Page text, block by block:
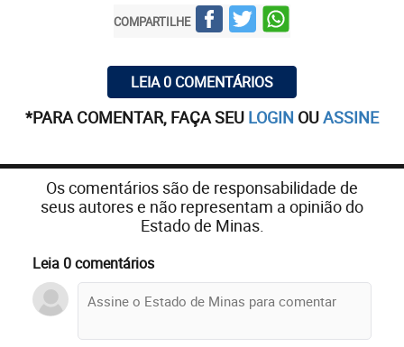
COMPARTILHE
LEIA 0 COMENTÁRIOS
*PARA COMENTAR, FAÇA SEU LOGIN OUASSINE
Os comentários são de responsabilidade de
seus autores e não representam a opinião do
Estado de Minas.
Leia 0 comentários